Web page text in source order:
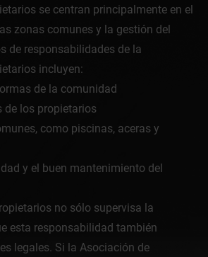
se centran principalmente en el
zonas comunes y la gestión del
de responsabilidades de la
incluyen:
de la comunidad
de los propietarios
como piscinas, aceras y
y el buen mantenimiento del
no sólo supervisa la
esta responsabilidad también
legales. Si la Asociación de